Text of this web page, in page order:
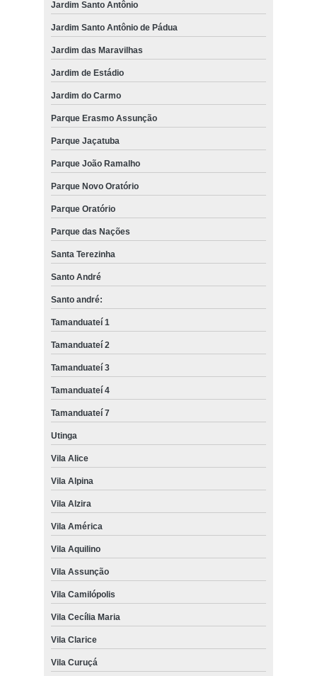
Jardim Santo Antônio
Jardim Santo Antônio de Pádua
Jardim das Maravilhas
Jardim de Estádio
Jardim do Carmo
Parque Erasmo Assunção
Parque Jaçatuba
Parque João Ramalho
Parque Novo Oratório
Parque Oratório
Parque das Nações
Santa Terezinha
Santo André
Santo andré:
Tamanduateí 1
Tamanduateí 2
Tamanduateí 3
Tamanduateí 4
Tamanduateí 7
Utinga
Vila Alice
Vila Alpina
Vila Alzira
Vila América
Vila Aquilino
Vila Assunção
Vila Camilópolis
Vila Cecília Maria
Vila Clarice
Vila Curuçá